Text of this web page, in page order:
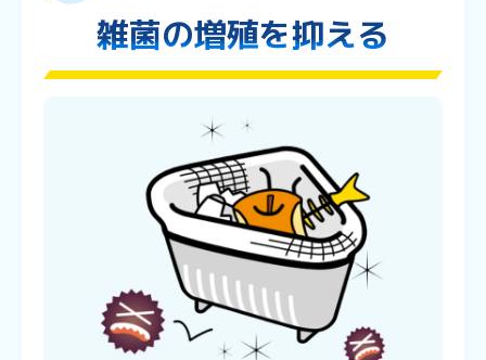
雑菌の増殖を抑える